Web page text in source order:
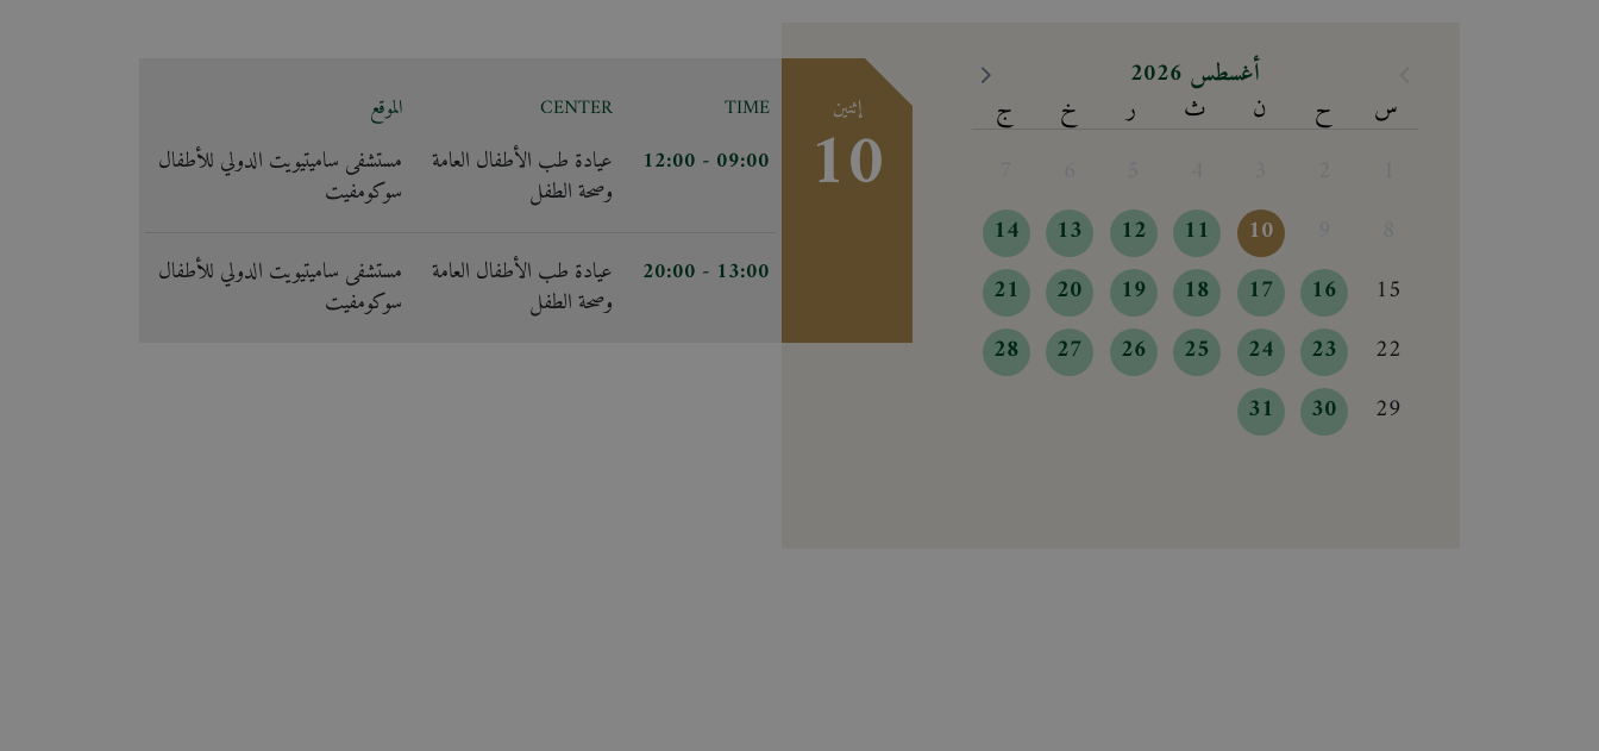
أغسطس 2026
س
ح ن ث ر خ
ج
10
11
12
13
14
15
16
17
18
19
20
21
22
23
24
25
26
27
28
29
30
31
إثنين
10
TIME
CENTER الموقع
09:00
- 12:00
عيادة طب الأطفال العامة
وصحة الطفل
مستشفى ساميتيويت الدولي للأطفال
سوكومفيت
13:00
- 20:00
عيادة طب الأطفال العامة
وصحة الطفل
مستشفى ساميتيويت الدولي للأطفال
سوكومفيت